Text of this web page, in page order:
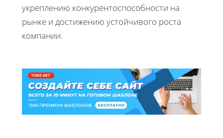
укреплению конкурентоспособности на
рынке и достижению устойчивого роста
компании.